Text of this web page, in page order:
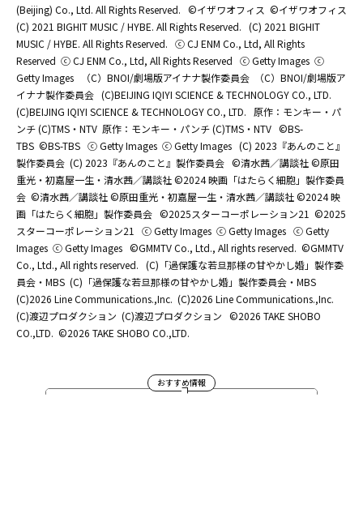
(Beijing) Co., Ltd. All Rights Reserved. ©イザワオフィス ©イザワオフィス
(C) 2021 BIGHIT MUSIC / HYBE. All Rights Reserved. (C) 2021 BIGHIT
MUSIC / HYBE. All Rights Reserved. ⓒ CJ ENM Co., Ltd, All Rights
Reserved ⓒ CJ ENM Co., Ltd, All Rights Reserved ⓒ Getty Images ⓒ
Getty Images
（C）BNOI/劇場版アイナナ製作委員会
（C）BNOI/劇場版ア
イナナ製作委員会 (C)BEIJING IQIYI SCIENCE & TECHNOLOGY CO., LTD.
(C)BEIJING IQIYI SCIENCE & TECHNOLOGY CO., LTD.
原作：モンキー・パ
ンチ (C)TMS・NTV 原作：モンキー・パンチ (C)TMS・NTV ©BS-
TBS ©BS-TBS ⓒ Getty Images ⓒ Getty Images (C) 2023『あんのこと』
製作委員会 (C) 2023『あんのこと』製作委員会 ©清水茜／講談社 ©原田
重光・初嘉屋一生・清水茜／講談社 ©2024 映画「はたらく細胞」製作委員
会 ©清水茜／講談社 ©原田重光・初嘉屋一生・清水茜／講談社 ©2024 映
画「はたらく細胞」製作委員会 ©2025スターコーポレーション21 ©2025
スターコーポレーション21
ⓒ Getty Images ⓒ Getty Images ⓒ Getty
Images ⓒ Getty Images ©GMMTV Co., Ltd., All rights reserved. ©GMMTV
Co., Ltd., All rights reserved. (C)「過保護な若旦那様の甘やかし婚」製作委
員会・MBS (C)「過保護な若旦那様の甘やかし婚」製作委員会・MBS
(C)2026 Line Communications.,Inc. (C)2026 Line Communications.,Inc.
(C)渡辺プロダクション (C)渡辺プロダクション ©2026 TAKE SHOBO
CO.,LTD. ©2026 TAKE SHOBO CO.,LTD.
おすすめ情報